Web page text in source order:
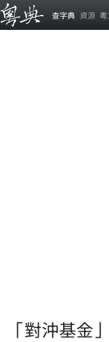
查字典 資源
「對沖基金」